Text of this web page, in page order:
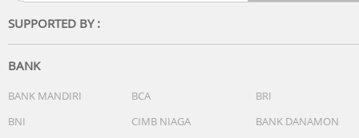
Garansi:
Garansi resmi Omron 2 tahun
AKL 21003916698
SUPPORTED BY :
BANK
BANK MANDIRI BCA
BRI
BNI
CIMB NIAGA
BANK DANAMON